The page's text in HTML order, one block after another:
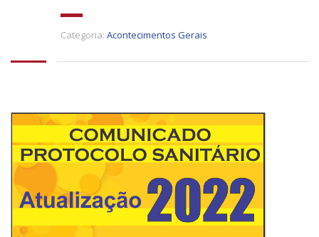
Categoria: Acontecimentos Gerais